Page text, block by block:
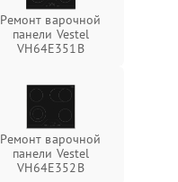
Ремонт варочной
панели Vestel
VH64E351B
Ремонт варочной
панели Vestel
VH64E352B